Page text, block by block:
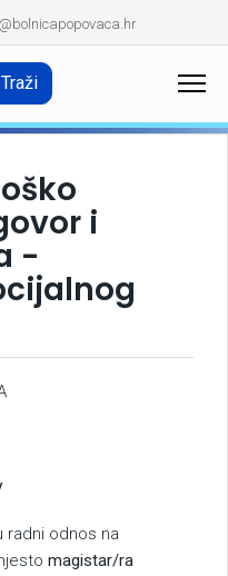
Traži
i
-
radni odnos na
magistar/ra